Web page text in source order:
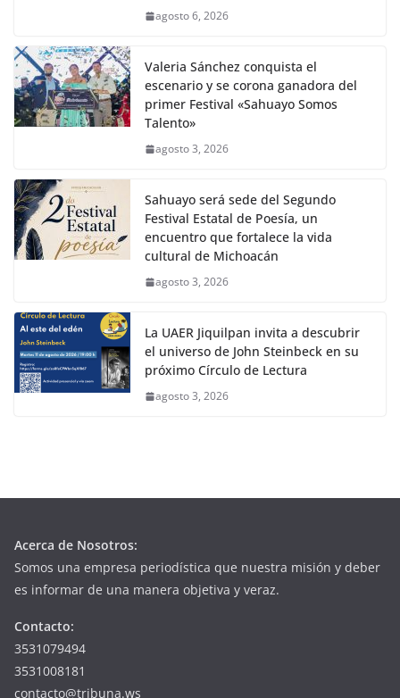
agosto 6, 2026
Valeria Sánchez conquista el
escenario y se corona ganadora del
primer Festival «Sahuayo Somos
Talento»
agosto 3, 2026
Sahuayo será sede del Segundo
Festival Estatal de Poesía, un
encuentro que fortalece la vida
cultural de Michoacán
agosto 3, 2026
La UAER Jiquilpan invita a descubrir
el universo de John Steinbeck en su
próximo Círculo de Lectura
agosto 3, 2026
Acerca de Nosotros:
Somos una empresa periodística que nuestra misión y deber
es informar de una manera objetiva y veraz.
Contacto:
3531079494
3531008181
contacto@tribuna.ws